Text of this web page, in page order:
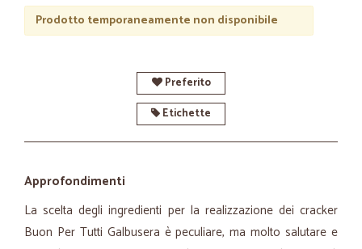
Prodotto temporaneamente non disponibile
Preferito
Etichette
Approfondimenti
La scelta degli ingredienti per la realizzazione dei cracker
Buon Per Tutti Galbusera è peculiare, ma molto salutare e